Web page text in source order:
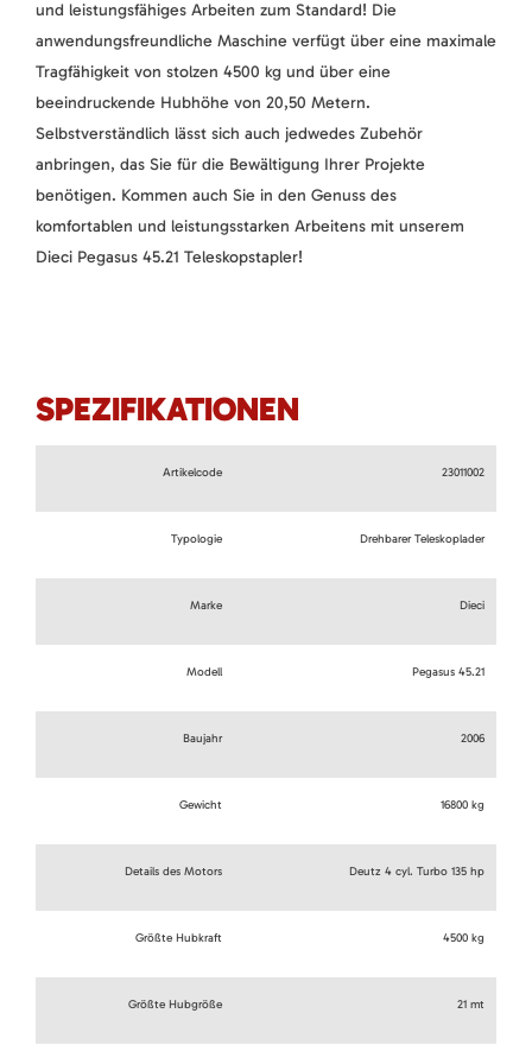
und leistungsfähiges Arbeiten zum Standard! Die
anwendungsfreundliche Maschine verfügt über eine maximale
Tragfähigkeit von stolzen 4500 kg und über eine
beeindruckende Hubhöhe von 20,50 Metern.
Selbstverständlich lässt sich auch jedwedes Zubehör
anbringen, das Sie für die Bewältigung Ihrer Projekte
benötigen. Kommen auch Sie in den Genuss des
komfortablen und leistungsstarken Arbeitens mit unserem
Dieci Pegasus 45.21 Teleskopstapler!
SPEZIFIKATIONEN
Artikelcode 23011002
Typologie Drehbarer Teleskoplader
Marke Dieci
Modell Pegasus 45.21
Baujahr 2006
Gewicht 16800 kg
Details des Motors Deutz 4 cyl. Turbo 135 hp
Größte Hubkraft 4500 kg
Größte Hubgröße 21 mt